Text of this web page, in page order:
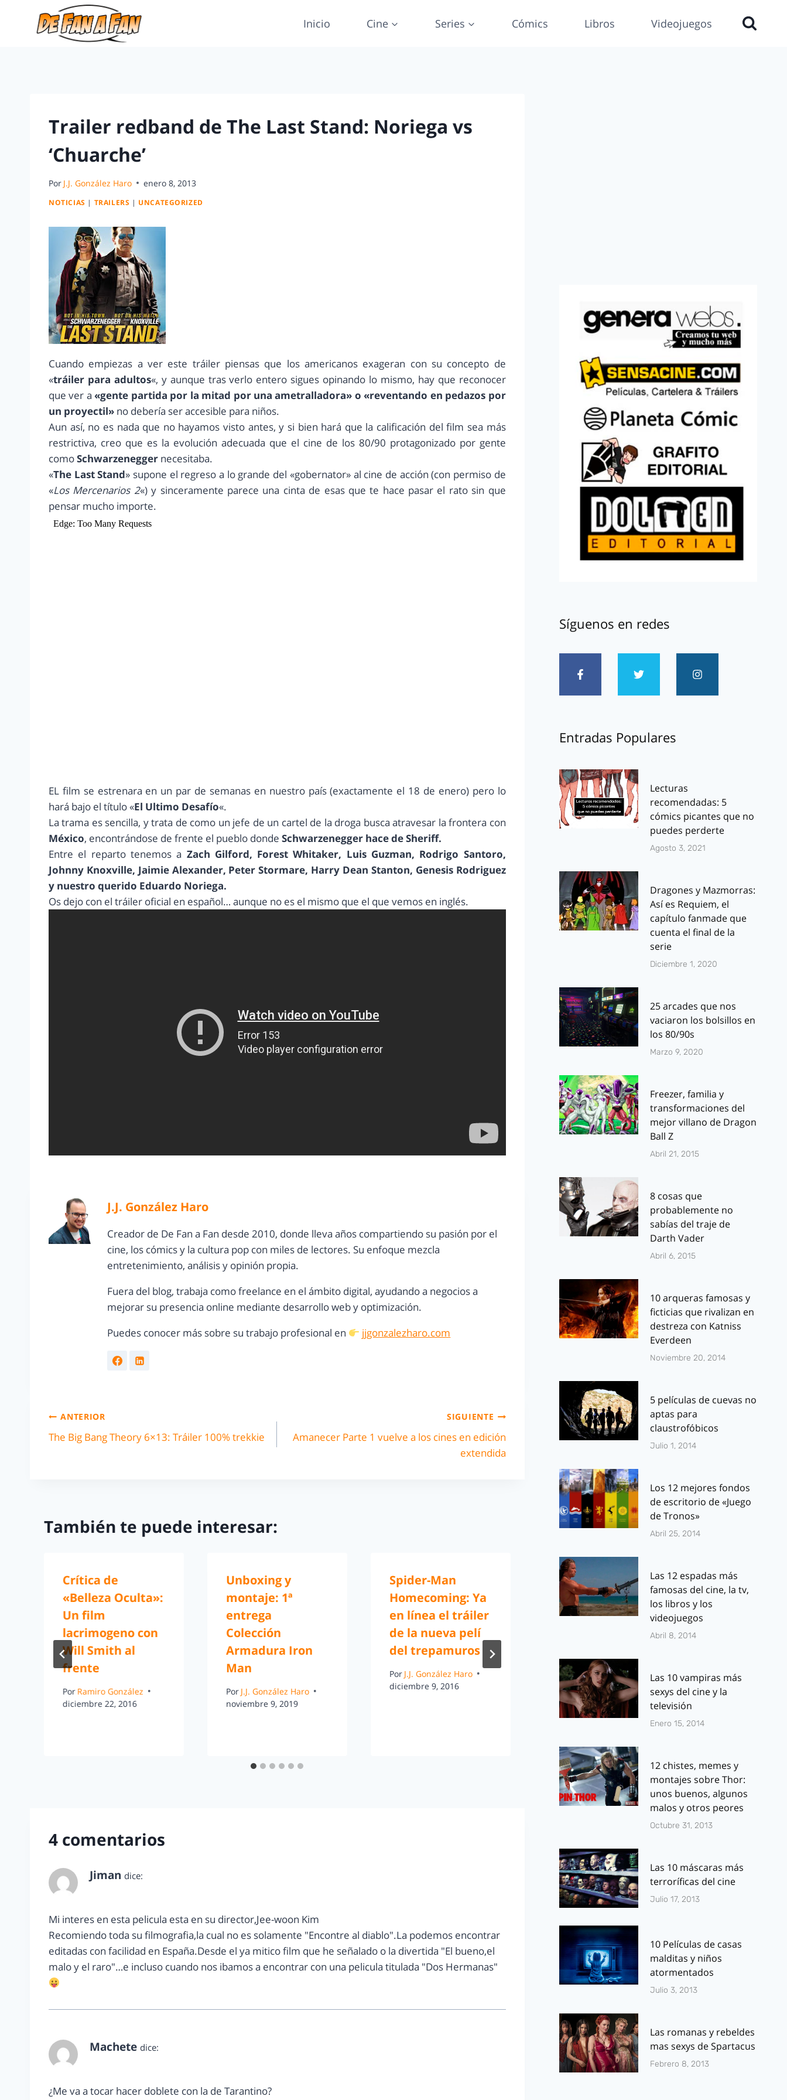
Inicio Cine Series Cómics Libros Videojuegos
Trailer redband de The Last Stand: Noriega vs
‘Chuarche’
Por J.J. González Haro enero 8, 2013
NOTICIAS | TRAILERS | UNCATEGORIZED
Cuando empiezas a ver este tráiler piensas que los americanos exageran con su concepto de
«tráiler para adultos«, y aunque tras verlo entero sigues opinando lo mismo, hay que reconocer
que ver a«gente partida por la mitad por una ametralladora» o «reventando en pedazos por
un proyectil» no debería ser accesible para niños.
Aun así, no es nada que no hayamos visto antes, y si bien hará que la calificación del film sea más
restrictiva, creo que es la evolución adecuada que el cine de los 80/90 protagonizado por gente
comoSchwarzenegger necesitaba.
«The Last Stand» supone el regreso a lo grande del «gobernator» al cine de acción (con permiso de
«Los Mercenarios 2«) y sinceramente parece una cinta de esas que te hace pasar el rato sin que
pensar mucho importe.
EL film se estrenara en un par de semanas en nuestro país (exactamente el 18 de enero) pero lo
hará bajo el título «El Ultimo Desafío«.
La trama es sencilla, y trata de como un jefe de un cartel de la droga busca atravesar la frontera con
México, encontrándose de frente el pueblo donde Schwarzenegger hace de Sheriff.
Entre el reparto tenemos a Zach Gilford, Forest Whitaker, Luis Guzman, Rodrigo Santoro,
Johnny Knoxville, Jaimie Alexander, Peter Stormare, Harry Dean Stanton, Genesis Rodriguez
y nuestro querido Eduardo Noriega.
Os dejo con el tráiler oficial en español… aunque no es el mismo que el que vemos en inglés.
J.J. González Haro
Creador de De Fan a Fan desde 2010, donde lleva años compartiendo su pasión por el
cine, los cómics y la cultura pop con miles de lectores. Su enfoque mezcla
entretenimiento, análisis y opinión propia.
Fuera del blog, trabaja como freelance en el ámbito digital, ayudando a negocios a
mejorar su presencia online mediante desarrollo web y optimización.
Puedes conocer más sobre su trabajo profesional en
jjgonzalezharo.com
ANTERIOR
The Big Bang Theory 6×13: Tráiler 100% trekkie
SIGUIENTE
Amanecer Parte 1 vuelve a los cines en edición
extendida
También te puede interesar:
Crítica de
«Belleza Oculta»:
Un film
lacrimogeno con
Will Smith al
frente
PorRamiro González
diciembre 22, 2016
Unboxing y
montaje: 1ª
entrega
Colección
Armadura Iron
Man
Por J.J. González Haro
noviembre 9, 2019
Spider-Man
Homecoming: Ya
en línea el tráiler
de la nueva pelí
del trepamuros
Por J.J. González Haro
diciembre 9, 2016
El Corredor del
Laberinto 2:
Primeras
Cía. en ‘Las
Pruebas’
Por J.J. González Haro
marzo 12, 2015
Poltergeist:
Poster y
4 comentarios
Jiman dice:
Mi interes en esta pelicula esta en su director,Jee-woon Kim
Recomiendo toda su filmografia,la cual no es solamente "Encontre al diablo".La podemos encontrar
editadas con facilidad en España.Desde el ya mitico film que he señalado o la divertida "El bueno,el
malo y el raro"…e incluso cuando nos ibamos a encontrar con una pelicula titulada "Dos Hermanas"
Machete dice:
¿Me va a tocar hacer doblete con la de Tarantino?
Síguenos en redes
Entradas Populares
Lecturas
recomendadas: 5
cómics picantes que no
puedes perderte
Agosto 3, 2021
Dragones y Mazmorras:
Así es Requiem, el
capítulo fanmade que
cuenta el final de la
serie
Diciembre 1, 2020
25 arcades que nos
vaciaron los bolsillos en
los 80/90s
Marzo 9, 2020
Freezer, familia y
transformaciones del
mejor villano de Dragon
Ball Z
Abril 21, 2015
8 cosas que
probablemente no
sabías del traje de
Darth Vader
Abril 6, 2015
10 arqueras famosas y
ficticias que rivalizan en
destreza con Katniss
Everdeen
Noviembre 20, 2014
5 películas de cuevas no
aptas para
claustrofóbicos
Julio 1, 2014
Los 12 mejores fondos
de escritorio de «Juego
de Tronos»
Abril 25, 2014
Las 12 espadas más
famosas del cine, la tv,
los libros y los
videojuegos
Abril 8, 2014
Las 10 vampiras más
sexys del cine y la
televisión
Enero 15, 2014
12 chistes, memes y
montajes sobre Thor:
unos buenos, algunos
malos y otros peores
Octubre 31, 2013
Las 10 máscaras más
terroríficas del cine
Julio 17, 2013
10 Películas de casas
malditas y niños
atormentados
Julio 3, 2013
Las romanas y rebeldes
mas sexys de Spartacus
Febrero 8, 2013